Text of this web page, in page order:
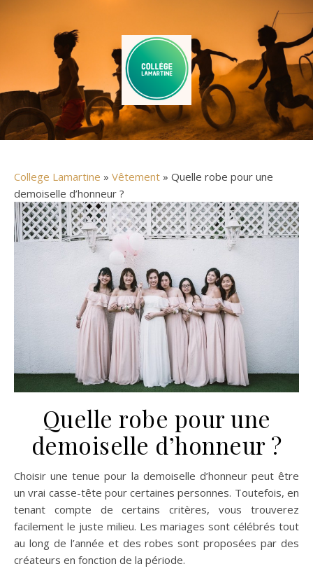
College Lamartine » Vêtement » Quelle robe pour une
demoiselle d’honneur ?
Quelle robe pour une
demoiselle d’honneur ?
Choisir une tenue pour la demoiselle d’honneur peut être
un vrai casse-tête pour certaines personnes. Toutefois, en
tenant compte de certains critères, vous trouverez
facilement le juste milieu. Les mariages sont célébrés tout
au long de l’année et des robes sont proposées par des
créateurs en fonction de la période.